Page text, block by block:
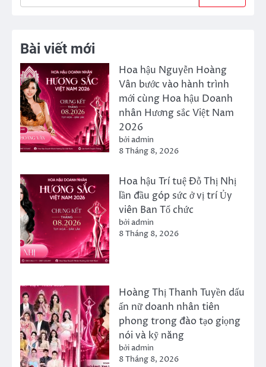
Bài viết mới
Hoa hậu Nguyễn Hoàng
Vân bước vào hành trình
mới cùng Hoa hậu Doanh
nhân Hương sắc Việt Nam
2026
bởi admin
8 Tháng 8, 2026
Hoa hậu Trí tuệ Đỗ Thị Nhị
lần đầu góp sức ở vị trí Ủy
viên Ban Tổ chức
bởi admin
8 Tháng 8, 2026
Hoàng Thị Thanh Tuyền dấu
ấn nữ doanh nhân tiên
phong trong đào tạo giọng
nói và kỹ năng
bởi admin
8 Tháng 8, 2026